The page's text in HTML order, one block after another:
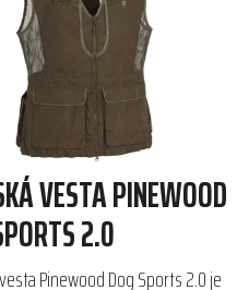
VESTA PINEWOOD
2.0
Pinewood Dog Sports 2.0 je